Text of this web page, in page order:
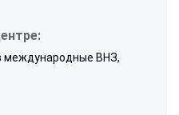
международные ВНЗ,